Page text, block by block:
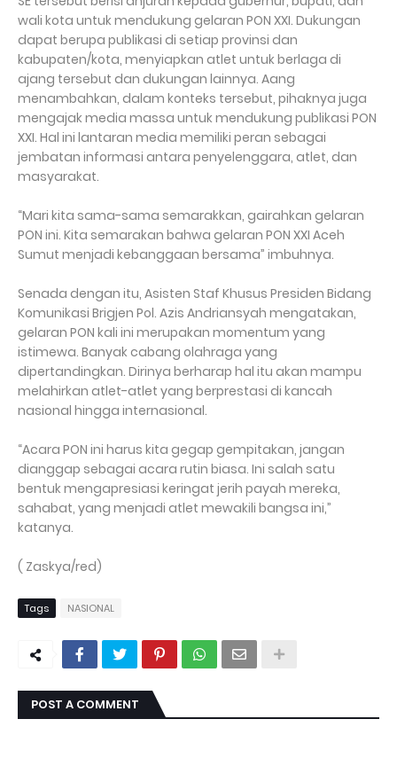
wali kota untuk mendukung gelaran PON XXI. Dukungan
dapat berupa publikasi di setiap provinsi dan
kabupaten/kota, menyiapkan atlet untuk berlaga di
ajang tersebut dan dukungan lainnya. Aang
menambahkan, dalam konteks tersebut, pihaknya juga
mengajak media massa untuk mendukung publikasi PON
XXI. Hal ini lantaran media memiliki peran sebagai
jembatan informasi antara penyelenggara, atlet, dan
masyarakat.
“Mari kita sama-sama semarakkan, gairahkan gelaran
PON ini. Kita semarakan bahwa gelaran PON XXI Aceh
Sumut menjadi kebanggaan bersama” imbuhnya.
Senada dengan itu, Asisten Staf Khusus Presiden Bidang
Komunikasi Brigjen Pol. Azis Andriansyah mengatakan,
gelaran PON kali ini merupakan momentum yang
istimewa. Banyak cabang olahraga yang
dipertandingkan. Dirinya berharap hal itu akan mampu
melahirkan atlet-atlet yang berprestasi di kancah
nasional hingga internasional.
“Acara PON ini harus kita gegap gempitakan, jangan
dianggap sebagai acara rutin biasa. Ini salah satu
bentuk mengapresiasi keringat jerih payah mereka,
sahabat, yang menjadi atlet mewakili bangsa ini,”
katanya.
( Zaskya/red)
Tags NASIONAL
POST A COMMENT